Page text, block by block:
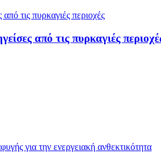
από τις πυρκαγιές